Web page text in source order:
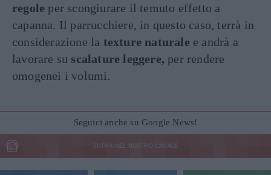
regole per scongiurare il temuto effetto a
capanna. Il parrucchiere, in questo caso, terrà in
considerazione la texture naturale e andrà a
lavorare su scalature leggere, per rendere
omogenei i volumi.
Seguici anche su Google News!
ENTRA NEL NOSTRO CANALE